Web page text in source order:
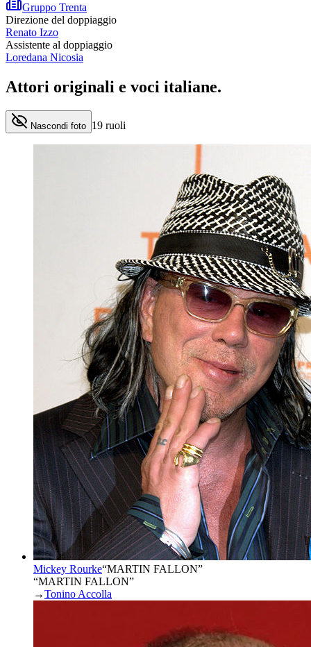
Gruppo Trenta
Direzione del doppiaggio
Renato Izzo
Assistente al doppiaggio
Loredana Nicosia
Attori originali e voci italiane.
Nascondi foto 19 ruoli
Mickey Rourke“MARTIN FALLON”
“MARTIN FALLON”
→Tonino Accolla